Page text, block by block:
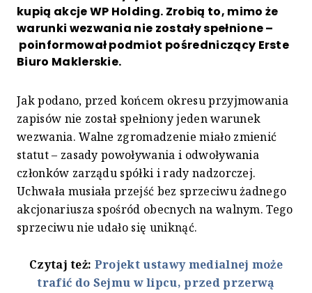
kupią akcje WP Holding. Zrobią to, mimo że
warunki wezwania nie zostały spełnione –
poinformował podmiot pośredniczący Erste
Biuro Maklerskie.
Jak podano, przed końcem okresu przyjmowania
zapisów nie został spełniony jeden warunek
wezwania. Walne zgromadzenie miało zmienić
statut – zasady powoływania i odwoływania
członków zarządu spółki i rady nadzorczej.
Uchwała musiała przejść bez sprzeciwu żadnego
akcjonariusza spośród obecnych na walnym. Tego
sprzeciwu nie udało się uniknąć.
Czytaj też: Projekt ustawy medialnej może
trafić do Sejmu w lipcu, przed przerwą